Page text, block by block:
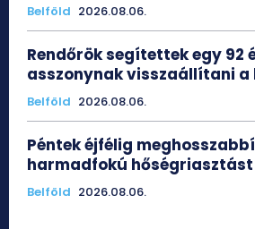
Belföld 2026.08.06.
Rendőrök segítettek egy 92
asszonynak visszaállítani
Belföld 2026.08.06.
Péntek éjfélig
harmadfokú hőségriasztást
Belföld 2026.08.06.